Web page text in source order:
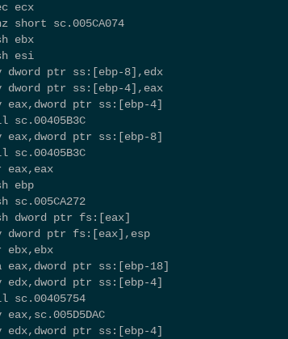
ecx
short sc.005CA074
ebx
esi
dword ptr ss:[ebp-8],edx
dword ptr ss:[ebp-4],eax
eax,dword ptr ss:[ebp-4]
sc.00405B3C
eax,dword ptr ss:[ebp-8]
sc.00405B3C
eax,eax
ebp
sc.005CA272
dword ptr fs:[eax]
dword ptr fs:[eax],esp
ebx,ebx
eax,dword ptr ss:[ebp-18]
edx,dword ptr ss:[ebp-4]
sc.00405754
eax,sc.005D5DAC
edx,dword ptr ss:[ebp-4]